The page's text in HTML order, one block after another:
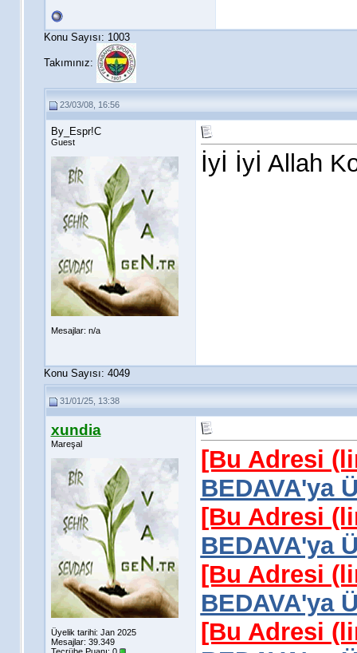
Konu Sayısı: 1003
Takımınız:
23/03/08, 16:56
By_Espr!C
Guest
Mesajlar: n/a
İyİ İyİ Allah
Konu Sayısı: 4049
31/01/25, 13:38
xundia
Mareşal
Üyelik tarihi: Jan 2025
Mesajlar: 39.349
[Bu Adresi
BEDAVA'ya
[Bu Adresi
BEDAVA'ya
[Bu Adresi
BEDAVA'ya
[Bu Adresi